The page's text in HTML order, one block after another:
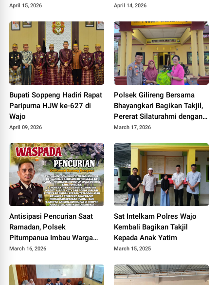
Organisasi
April 15, 2026
Pengguna Jalan
April 14, 2026
Bupati Soppeng Hadiri Rapat
Paripurna HJW ke-627 di
Wajo
April 09, 2026
Polsek Gilireng Bersama
Bhayangkari Bagikan Takjil,
Pererat Silaturahmi dengan
Masyarakat
March 17, 2026
Antisipasi Pencurian Saat
Ramadan, Polsek
Pitumpanua Imbau Warga
Tingkatkan Keamanan
March 16, 2026
Sat Intelkam Polres Wajo
Kembali Bagikan Takjil
Kepada Anak Yatim
March 15, 2025